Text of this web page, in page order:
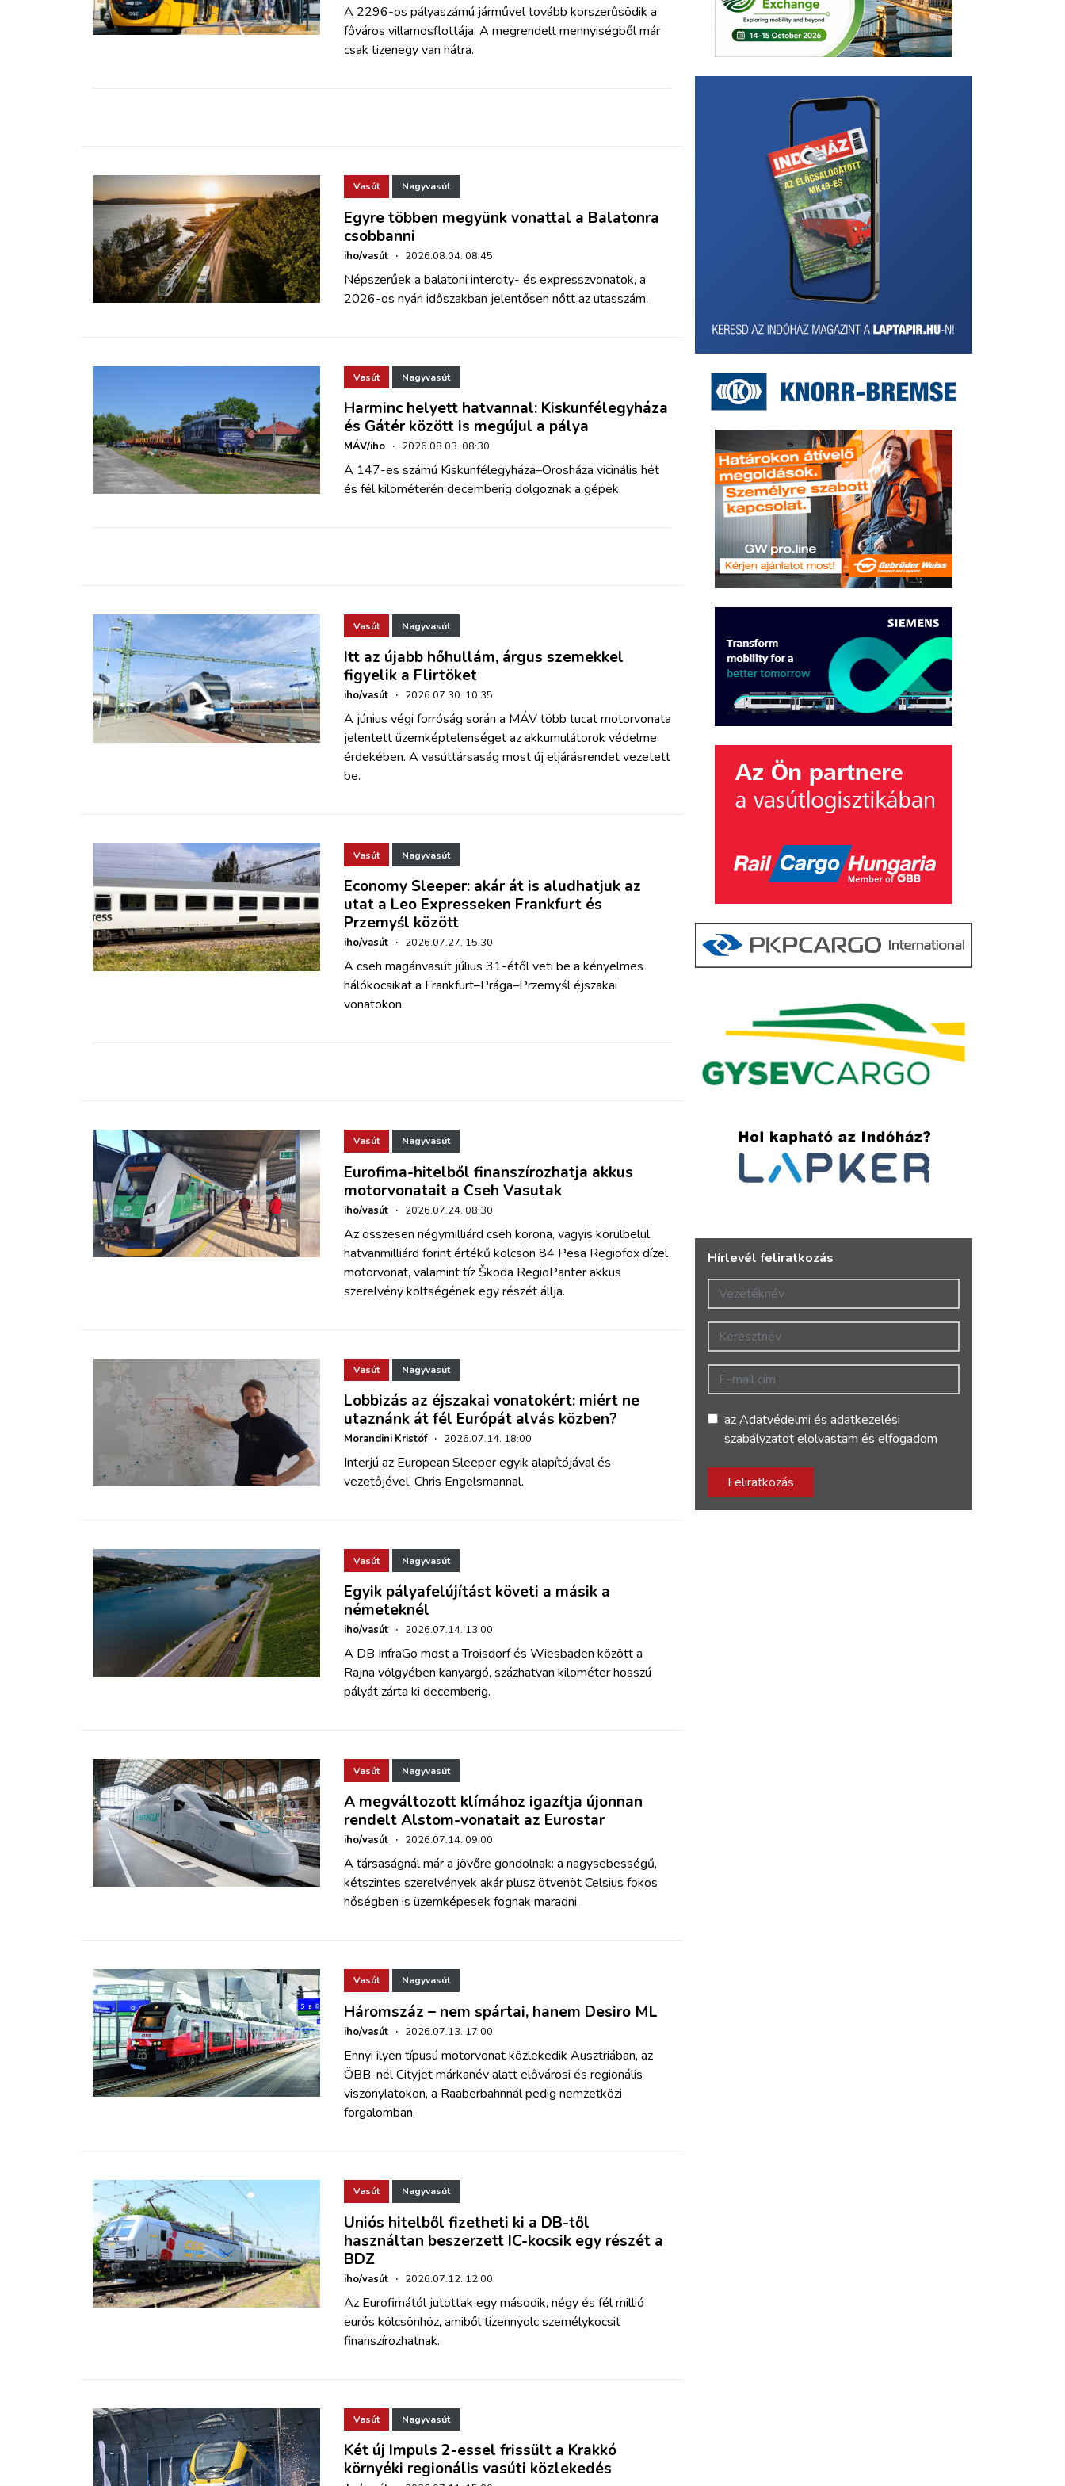
WEBSHOP
BELÉPÉS
REGISZTRÁCIÓ
A 2296-os pályaszámú járművel tovább korszerűsödik a
főváros villamosflottája. A megrendelt mennyiségből már
csak tizenegy van hátra.
Vasút Nagyvasút
Egyre többen megyünk vonattal a Balatonra
csobbanni
iho/vasút · 2026.08.04. 08:45
Népszerűek a balatoni intercity- és expresszvonatok, a
2026-os nyári időszakban jelentősen nőtt az utasszám.
Vasút Nagyvasút
Harminc helyett hatvannal: Kiskunfélegyháza
és Gátér között is megújul a pálya
MÁV/iho · 2026.08.03. 08:30
A 147-es számú Kiskunfélegyháza–Orosháza vicinális hét
és fél kilométerén decemberig dolgoznak a gépek.
Vasút Nagyvasút
Itt az újabb hőhullám, árgus szemekkel
figyelik a Flirtöket
iho/vasút · 2026.07.30. 10:35
A június végi forróság során a MÁV több tucat motorvonata
jelentett üzemképtelenséget az akkumulátorok védelme
érdekében. A vasúttársaság most új eljárásrendet vezetett
be.
Vasút Nagyvasút
Economy Sleeper: akár át is aludhatjuk az
utat a Leo Expresseken Frankfurt és
Przemyśl között
iho/vasút · 2026.07.27. 15:30
A cseh magánvasút július 31-étől veti be a kényelmes
hálókocsikat a Frankfurt–Prága–Przemyśl éjszakai
vonatokon.
Vasút Nagyvasút
Eurofima-hitelből finanszírozhatja akkus
motorvonatait a Cseh Vasutak
iho/vasút · 2026.07.24. 08:30
Az összesen négymilliárd cseh korona, vagyis körülbelül
hatvanmilliárd forint értékű kölcsön 84 Pesa Regiofox dízel
motorvonat, valamint tíz Škoda RegioPanter akkus
szerelvény költségének egy részét állja.
Vasút Nagyvasút
Lobbizás az éjszakai vonatokért: miért ne
utaznánk át fél Európát alvás közben?
Morandini Kristóf · 2026.07.14. 18:00
Interjú az European Sleeper egyik alapítójával és
vezetőjével, Chris Engelsmannal.
Vasút Nagyvasút
Egyik pályafelújítást követi a másik a
németeknél
iho/vasút · 2026.07.14. 13:00
A DB InfraGo most a Troisdorf és Wiesbaden között a
Rajna völgyében kanyargó, százhatvan kilométer hosszú
pályát zárta ki decemberig.
Vasút Nagyvasút
A megváltozott klímához igazítja újonnan
rendelt Alstom-vonatait az Eurostar
iho/vasút · 2026.07.14. 09:00
A társaságnál már a jövőre gondolnak: a nagysebességű,
kétszintes szerelvények akár plusz ötvenöt Celsius fokos
hőségben is üzemképesek fognak maradni.
Vasút Nagyvasút
Háromszáz – nem spártai, hanem Desiro ML
iho/vasút · 2026.07.13. 17:00
Ennyi ilyen típusú motorvonat közlekedik Ausztriában, az
ÖBB-nél Cityjet márkanév alatt elővárosi és regionális
viszonylatokon, a Raaberbahnnál pedig nemzetközi
forgalomban.
Vasút Nagyvasút
Uniós hitelből fizetheti ki a DB-től
használtan beszerzett IC-kocsik egy részét a
BDZ
iho/vasút · 2026.07.12. 12:00
Az Eurofimától jutottak egy második, négy és fél millió
eurós kölcsönhöz, amiből tizennyolc személykocsit
finanszírozhatnak.
Vasút Nagyvasút
Két új Impuls 2-essel frissült a Krakkó
környéki regionális vasúti közlekedés
Hírlevél feliratkozás
Vezetéknév
Keresztnév
E-mail cím
azAdatvédelmi és adatkezelési
szabályzatotelolvastam és elfogadom
Feliratkozás